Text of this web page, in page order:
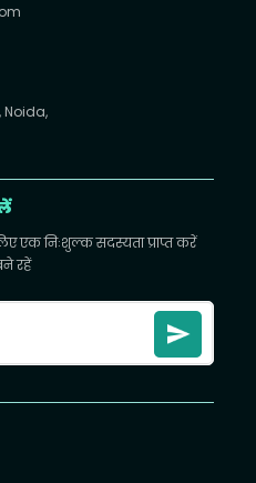
Noida,
एक निःशुल्क सदस्यता प्राप्त करें
रहें